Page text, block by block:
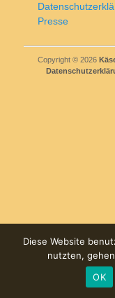
Presse
Copyright © 2026
Diese Website
nutzten,
OK